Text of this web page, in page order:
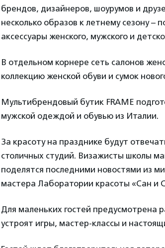
брендов, дизайнеров, шоурумов и
несколько образов к летнему сезону
аксессуары женского, мужского и
В отдельном корнере сеть салонов
коллекцию женской обуви и сумок
Мультибрендовый бутик FRAME
мужской одеждой и обувью из Италии.
За красоту на празднике будут
столичных студий. Визажисты школы
поделятся последними новостями из
мастера Лаборатории красоты «Сан и
Для маленьких гостей предусмотрена
устроят игры, мастер-классы и